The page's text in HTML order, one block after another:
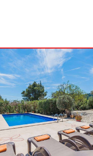
D'EN CASTELL
- CAP D´EN FONT
BLANCA